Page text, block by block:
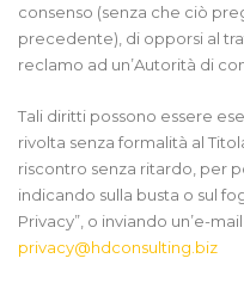
consenso (senza che ciò
precedente), di opporsi al
reclamo ad un’Autorità di
Tali diritti possono essere
rivolta senza formalità al
riscontro senza ritardo, per
indicando sulla busta o sul
Privacy”, o inviando un’e-
privacy@hdconsulting.biz